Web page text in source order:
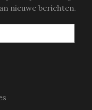
nieuwe berichten.